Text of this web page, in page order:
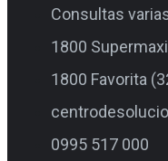
Consultas
1800
1800 Favorita
0995 517 000